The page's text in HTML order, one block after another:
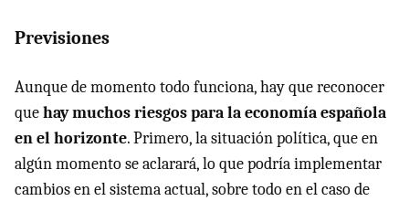
Previsiones
Aunque de momento todo funciona, hay que reconocer
quehay muchos riesgos para la economía española
en el horizonte. Primero, la situación política, que en
algún momento se aclarará, lo que podría implementar
cambios en el sistema actual, sobre todo en el caso de